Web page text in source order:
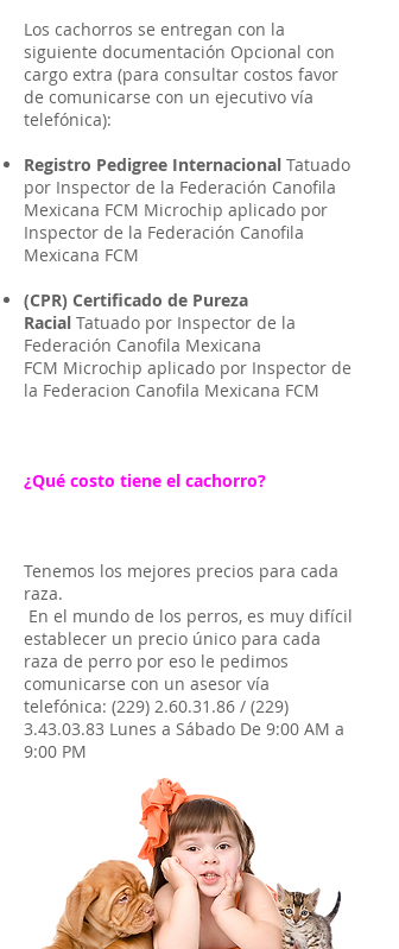
Los cachorros se entregan con la
siguiente documentación Opcional con
cargo extra (para consultar costos favor
de comunicarse con un ejecutivo vía
telefónica):
Registro Pedigree Internacional Tatuado
por Inspector de la Federación Canofila
Mexicana FCM Microchip aplicado por
Inspector de la Federación Canofila
Mexicana FCM
(CPR) Certificado de Pureza
Racial Tatuado por Inspector de la
Federación Canofila Mexicana
FCM Microchip aplicado por Inspector de
la Federacion Canofila Mexicana FCM
¿Qué costo tiene el cachorro?
Tenemos los mejores precios para cada
raza.
En el mundo de los perros, es muy difícil
establecer un precio único para cada
raza de perro por eso le pedimos
comunicarse con un asesor vía
telefónica: (229) 2.60.31.86 / (229)
3.43.03.83 Lunes a Sábado De 9:00 AM a
9:00 PM